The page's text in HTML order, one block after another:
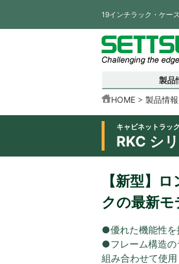
19インチラック・ケー
製品
HOME 製品情
キャビネットラック
RKC シ
【新型】
クの最新モ
●優れた機能性を
●フレーム構造の
組み合わせて使用